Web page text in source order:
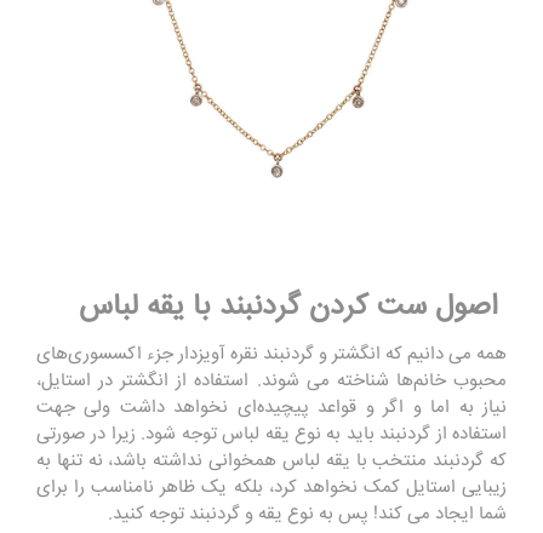
اصول ست کردن گردنبند با یقه لباس
همه می ‌دانیم که انگشتر و گردنبند نقره آویزدار جزء اکسسوری‌های
محبوب خانم‌ها شناخته می شوند. استفاده از انگشتر در استایل،
نیاز به اما و اگر و قواعد پیچیده‌ای نخواهد داشت ولی جهت
استفاده از گردنبند باید به نوع یقه لباس توجه شود. زیرا در صورتی
که گردنبند منتخب با یقه لباس همخوانی نداشته باشد، نه تنها به
زیبایی استایل کمک نخواهد کرد، بلکه یک ظاهر نامناسب را برای
شما ایجاد می کند! پس به نوع یقه و گردنبند توجه کنید.